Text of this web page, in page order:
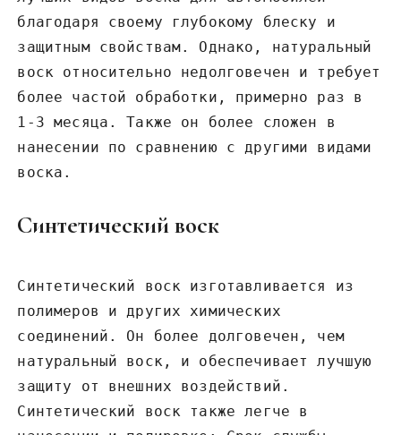
благодаря своему глубокому блеску и
защитным свойствам. Однако, натуральный
воск относительно недолговечен и требует
более частой обработки, примерно раз в
1-3 месяца. Также он более сложен в
нанесении по сравнению с другими видами
воска.
Синтетический воск
Синтетический воск изготавливается из
полимеров и других химических
соединений. Он более долговечен, чем
натуральный воск, и обеспечивает лучшую
защиту от внешних воздействий.
Синтетический воск также легче в